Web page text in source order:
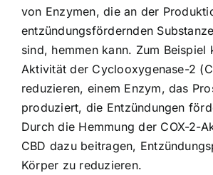
von Enzymen, die an der
entzündungsfördernden
sind, hemmen kann. Zum Beispiel
Aktivität der Cyclooxygenase-2
reduzieren, einem Enzym, das
produziert, die Entzündungen
Durch die Hemmung der COX-2-
CBD dazu beitragen,
Körper zu reduzieren.